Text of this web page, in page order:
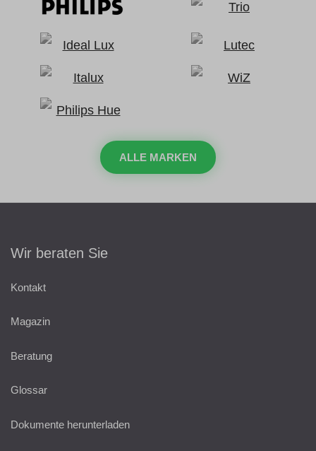
ALLE MARKEN
Wir beraten Sie
Kontakt
Magazin
Beratung
Glossar
Dokumente herunterladen